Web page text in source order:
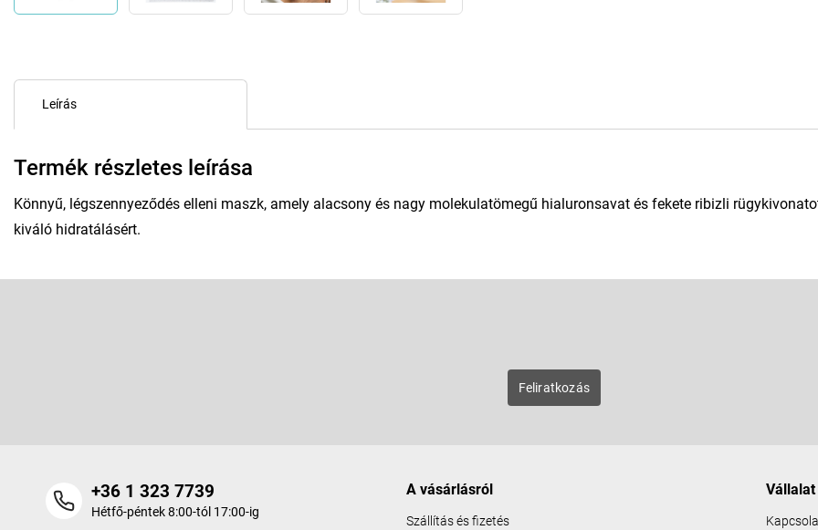
Leírás
Termék részletes leírása
Könnyű, légszennyeződés elleni maszk, amely alacsony és nagy molekulatömegű hialuronsavat és fekete ribizli
kiváló hidratálásért.
Feliratkozás
+36 1 323 7739
Hétfő-péntek 8:00-tól 17:00-ig
A vásárlásról
Szállítás és fizetés
Vállalat